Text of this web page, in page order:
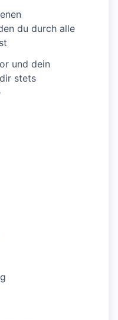
du durch alle
und dein
stets